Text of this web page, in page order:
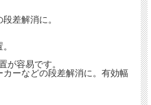
差解消に。
が容易です。
カーなどの段差解消に。有効幅